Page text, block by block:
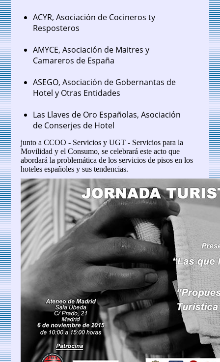
ACYR, Asociación de Cocineros ty
Resposteros
AMYCE, Asociación de Maitres y
Camareros de España
ASEGO, Asociación de Gobernantas de
Hotel y Otras Entidades
Las Llaves de Oro Españolas, Asociación
de Conserjes de Hotel
junto a CCOO - Servicios y UGT - Servicios para la
Movilidad y el Consumo, se celebrará este acto que
abordará la problemática de los servicios de pisos en los
hoteles españoles y sus tendencias.